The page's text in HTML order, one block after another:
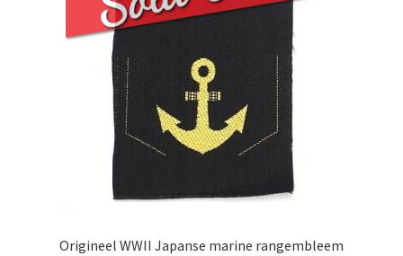
Origineel WWII Japanse marine rangembleem